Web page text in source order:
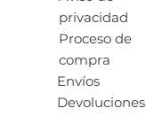
privacidad
Proceso de
compra
Envíos
Devoluciones